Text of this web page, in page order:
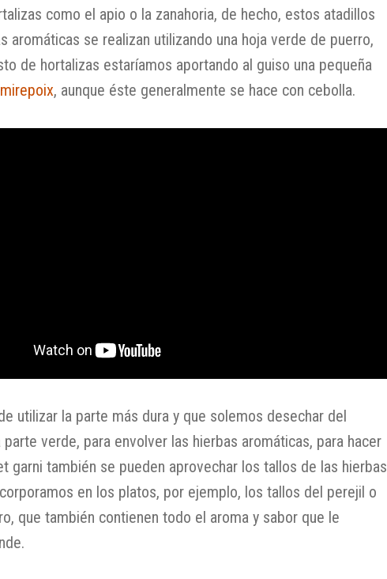
como el apio o la zanahoria, de hecho, estos atadillos
aromáticas se realizan utilizando una hoja verde de puerro,
de hortalizas estaríamos aportando al guiso una pequeña
mirepoix, aunque éste generalmente se hace con cebolla.
utilizar la parte más dura y que solemos desechar del
parte verde, para envolver las hierbas aromáticas, para hacer
garni también se pueden aprovechar los tallos de las hierbas
en los platos, por ejemplo, los tallos del perejil o
que también contienen todo el aroma y sabor que le